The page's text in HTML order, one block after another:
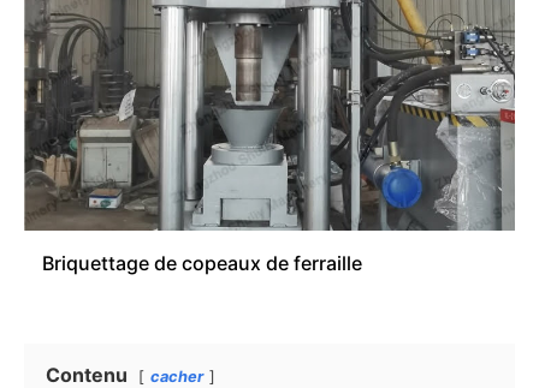
Briquettage de copeaux de ferraille
Contenu cacher